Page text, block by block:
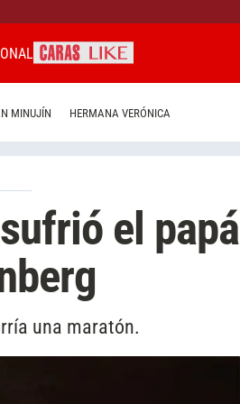
MINUJÍN HERMANA VERÓNICA
el papá
una maratón.